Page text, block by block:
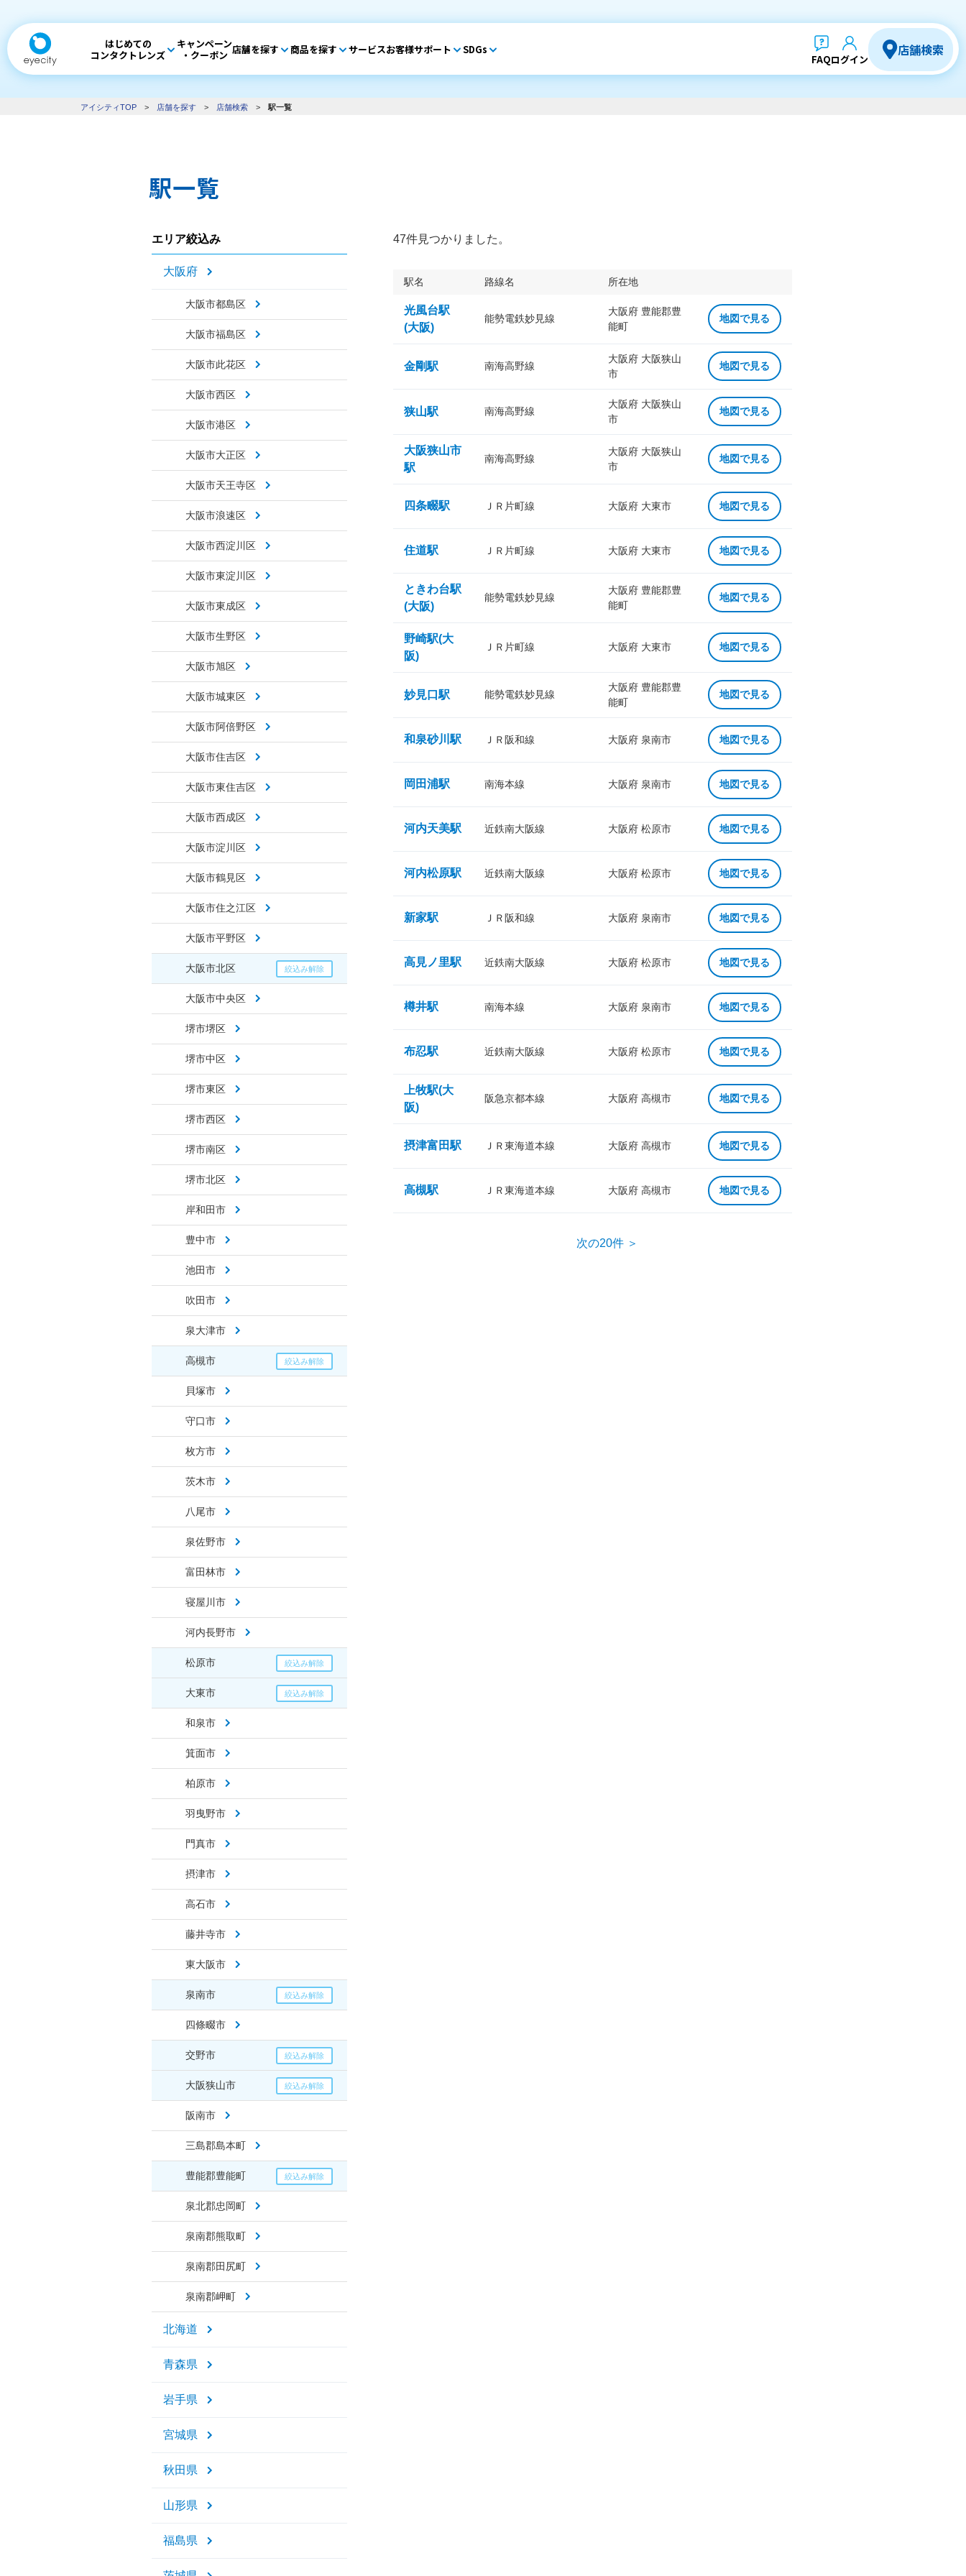
はじめての
コンタクトレンズ
キャンペーン
・クーポン 店舗を探す 商品を探す サービスお客様サポート SDGs
FAQログイン
店舗検索
アイシティTOP > 店舗を探す > 店舗検索 > 駅一覧
駅一覧
エリア絞込み
大阪府
大阪市都島区
大阪市福島区
大阪市此花区
大阪市西区
大阪市港区
大阪市大正区
大阪市天王寺区
大阪市浪速区
大阪市西淀川区
大阪市東淀川区
大阪市東成区
大阪市生野区
大阪市旭区
大阪市城東区
大阪市阿倍野区
大阪市住吉区
大阪市東住吉区
大阪市西成区
大阪市淀川区
大阪市鶴見区
大阪市住之江区
大阪市平野区
大阪市北区
大阪市中央区
堺市堺区
堺市中区
堺市東区
堺市西区
堺市南区
堺市北区
岸和田市
豊中市
池田市
吹田市
泉大津市
高槻市
貝塚市
守口市
枚方市
茨木市
八尾市
泉佐野市
富田林市
寝屋川市
河内長野市
松原市
大東市
和泉市
箕面市
柏原市
羽曳野市
門真市
摂津市
高石市
藤井寺市
東大阪市
泉南市
四條畷市
交野市
大阪狭山市
阪南市
三島郡島本町
豊能郡豊能町
泉北郡忠岡町
泉南郡熊取町
泉南郡田尻町
泉南郡岬町
北海道
青森県
岩手県
宮城県
秋田県
山形県
福島県
47件見つかりました。
駅名 路線名 所在地
光風台駅
(大阪)
能勢電鉄妙見線
大阪府 豊能郡豊
能町
地図で見る
金剛駅 南海高野線
大阪府 大阪狭山
市
地図で見る
狭山駅 南海高野線
大阪府 大阪狭山
市
地図で見る
大阪狭山市
駅
南海高野線
大阪府 大阪狭山
市
地図で見る
四条畷駅 ＪＲ片町線 大阪府 大東市 地図で見る
住道駅 ＪＲ片町線 大阪府 大東市 地図で見る
ときわ台駅
(大阪)
能勢電鉄妙見線
大阪府 豊能郡豊
能町
地図で見る
野崎駅(大
阪)
ＪＲ片町線 大阪府 大東市 地図で見る
妙見口駅 能勢電鉄妙見線
大阪府 豊能郡豊
能町
地図で見る
和泉砂川駅 ＪＲ阪和線 大阪府 泉南市 地図で見る
岡田浦駅 南海本線 大阪府 泉南市 地図で見る
河内天美駅 近鉄南大阪線 大阪府 松原市 地図で見る
河内松原駅 近鉄南大阪線 大阪府 松原市 地図で見る
新家駅 ＪＲ阪和線 大阪府 泉南市 地図で見る
高見ノ里駅 近鉄南大阪線 大阪府 松原市 地図で見る
樽井駅 南海本線 大阪府 泉南市 地図で見る
布忍駅 近鉄南大阪線 大阪府 松原市 地図で見る
上牧駅(大
阪)
阪急京都本線 大阪府 高槻市 地図で見る
摂津富田駅 ＪＲ東海道本線 大阪府 高槻市 地図で見る
高槻駅 ＪＲ東海道本線 大阪府 高槻市 地図で見る
次の20件 ＞